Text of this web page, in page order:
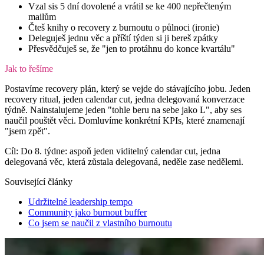
Vzal sis 5 dní dovolené a vrátil se ke 400 nepřečteným
mailům
Čteš knihy o recovery z burnoutu o půlnoci (ironie)
Deleguješ jednu věc a příští týden si ji bereš zpátky
Přesvědčuješ se, že "jen to protáhnu do konce kvartálu"
Jak to řešíme
Postavíme recovery plán, který se vejde do stávajícího jobu. Jeden
recovery ritual, jeden calendar cut, jedna delegovaná konverzace
týdně. Nainstalujeme jeden "tohle beru na sebe jako L", aby ses
naučil pouštět věci. Domluvíme konkrétní KPIs, které znamenají
"jsem zpět".
Cíl: Do 8. týdne: aspoň jeden viditelný calendar cut, jedna
delegovaná věc, která zůstala delegovaná, neděle zase nedělemi.
Související články
Udržitelné leadership tempo
Community jako burnout buffer
Co jsem se naučil z vlastního burnoutu